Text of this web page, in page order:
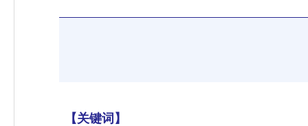
【关键词】